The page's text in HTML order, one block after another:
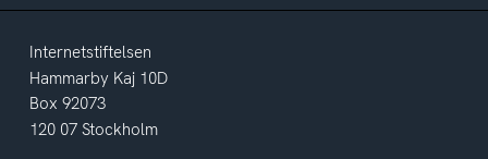
Internetstiftelsen
Hammarby Kaj 10D
Box 92073
120 07 Stockholm